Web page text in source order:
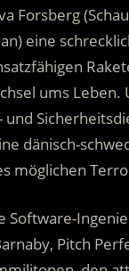
Forsberg
eine
ums
dänisch-
möglichen
Software-
Pitch